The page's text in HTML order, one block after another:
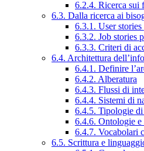
6.2.4. Ricerca sui
6.3. Dalla ricerca ai
6.3.1. User
6.3.2. Job stories
6.3.3. Criteri di
6.4. Architettura
6.4.1. Definire
6.4.2. Alberatura
6.4.3. Flussi di
6.4.4. Sistemi di
6.4.5. Tipologie
6.4.6. Ontologie e
6.4.7. Vocabolari
6.5. Scrittura e